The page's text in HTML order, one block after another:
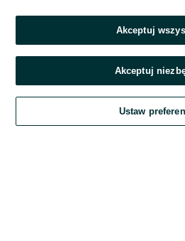
Nie pamiętasz hasła?
Zaloguj
Kontynuując za pośrednictwem jednego z
Regulamin serwisu OLX.pl w
Akceptuj
Akceptuj
Ustaw